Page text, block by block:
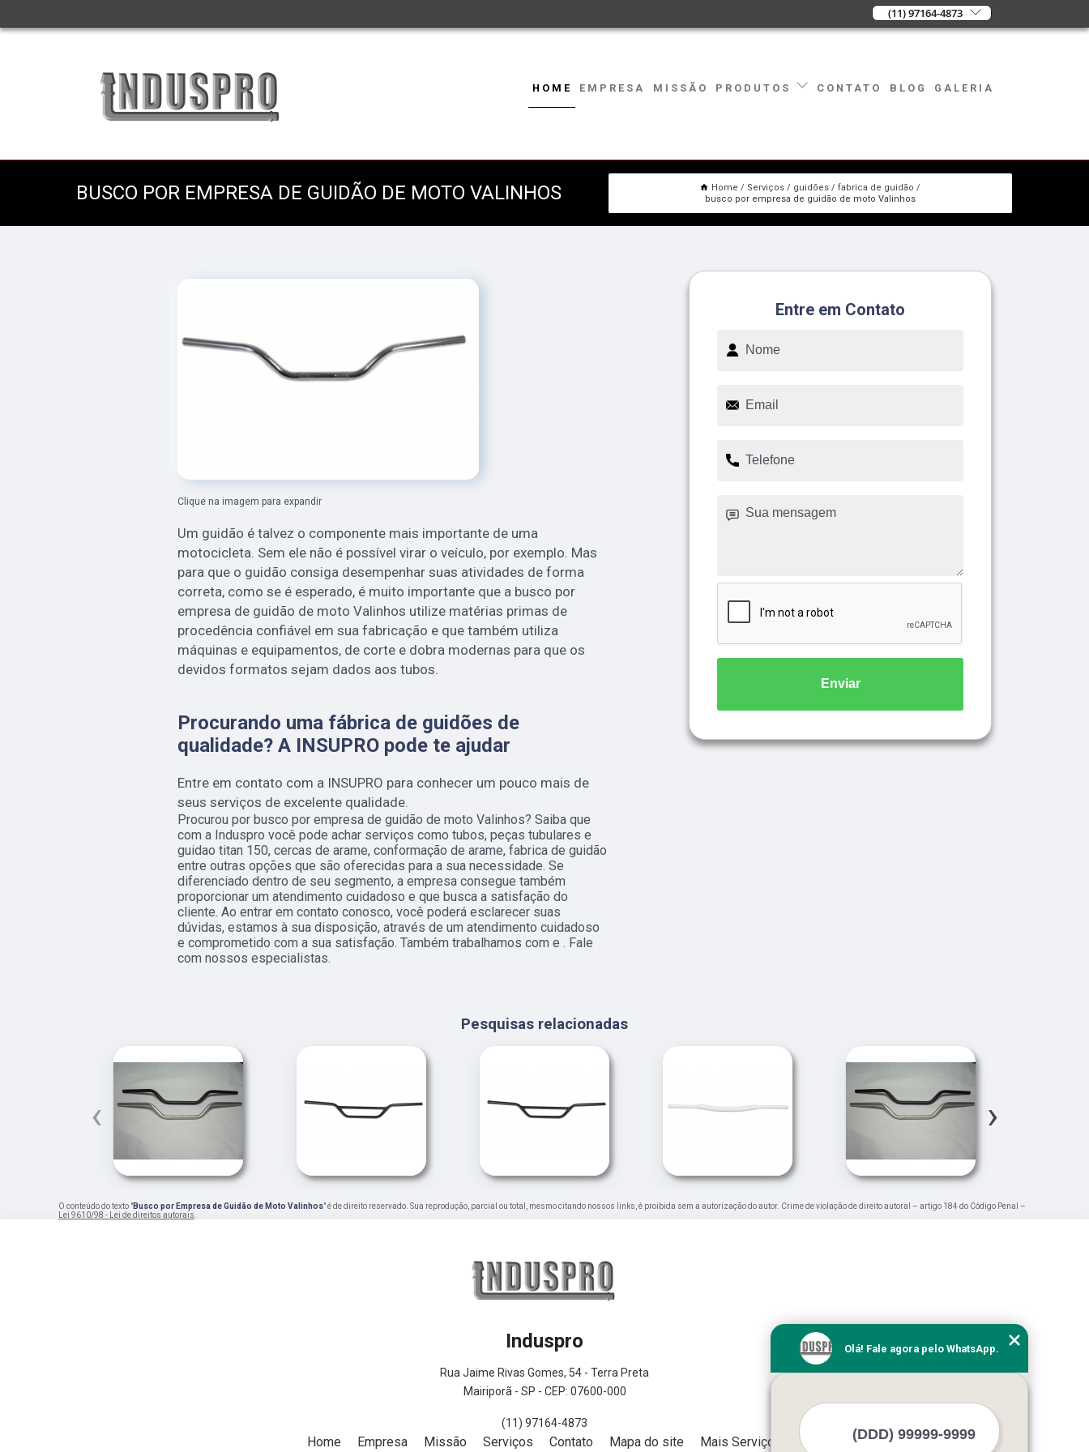
(11) 97164-4873
HOME EMPRESA MISSÃO PRODUTOS CONTATO BLOG GALERIA
BUSCO POR EMPRESA DE GUIDÃO DE MOTO VALINHOS Home Serviços guidões
fabrica de guidão
busco por empresa de guidão de moto Valinhos
Clique na imagem para expandir
Um guidão é talvez o componente mais importante de uma
motocicleta. Sem ele não é possível virar o veículo, por exemplo. Mas
para que o guidão consiga desempenhar suas atividades de forma
correta, como se é esperado, é muito importante que a busco por
empresa de guidão de moto Valinhos utilize matérias primas de
procedência confiável em sua fabricação e que também utiliza
máquinas e equipamentos, de corte e dobra modernas para que os
devidos formatos sejam dados aos tubos.
Procurando uma fábrica de guidões de
qualidade? A INSUPRO pode te ajudar
Entre em contato com a INSUPRO para conhecer um pouco mais de
seus serviços de excelente qualidade.
Procurou por busco por empresa de guidão de moto Valinhos? Saiba que
com a Induspro você pode achar serviços como tubos, peças tubulares e
guidao titan 150, cercas de arame, conformação de arame, fabrica de guidão
entre outras opções que são oferecidas para a sua necessidade. Se
diferenciado dentro de seu segmento, a empresa consegue também
proporcionar um atendimento cuidadoso e que busca a satisfação do
cliente. Ao entrar em contato conosco, você poderá esclarecer suas
dúvidas, estamos à sua disposição, através de um atendimento cuidadoso
e comprometido com a sua satisfação. Também trabalhamos com e . Fale
com nossos especialistas.
Entre em Contato
Enviar
Pesquisas relacionadas
‹ ›
O conteúdo do texto "Busco por Empresa de Guidão de Moto Valinhos" é de direito reservado. Sua reprodução, parcial ou total, mesmo citando nossos links, é proibida sem a autorização do autor. Crime de violação de direito autoral – artigo 184 do Código Penal –
Lei 9610/98 - Lei de direitos autorais.
Induspro
Rua Jaime Rivas Gomes, 54 - Terra Preta
Mairiporã - SP - CEP: 07600-000
(11) 97164-4873
Home Empresa Missão Serviços Contato Mapa do site Mais Serviços
Olá! Fale agora pelo WhatsApp.